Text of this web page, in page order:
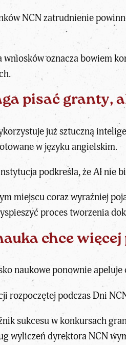
NCN zatrudnienie
wniosków oznacza bowiem
pisać granty,
już sztuczną
w języku angielskim.
podkreśla, że AI nie
miejscu coraz wyraźniej
proces tworzenia
chce
naukowe ponownie
rozpoczętej podczas Dni
sukcesu w konkursach
wyliczeń dyrektora NCN